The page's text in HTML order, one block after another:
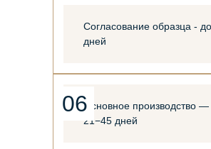
Согласование образца -
дней
Основное производство —
21−45 дней
06